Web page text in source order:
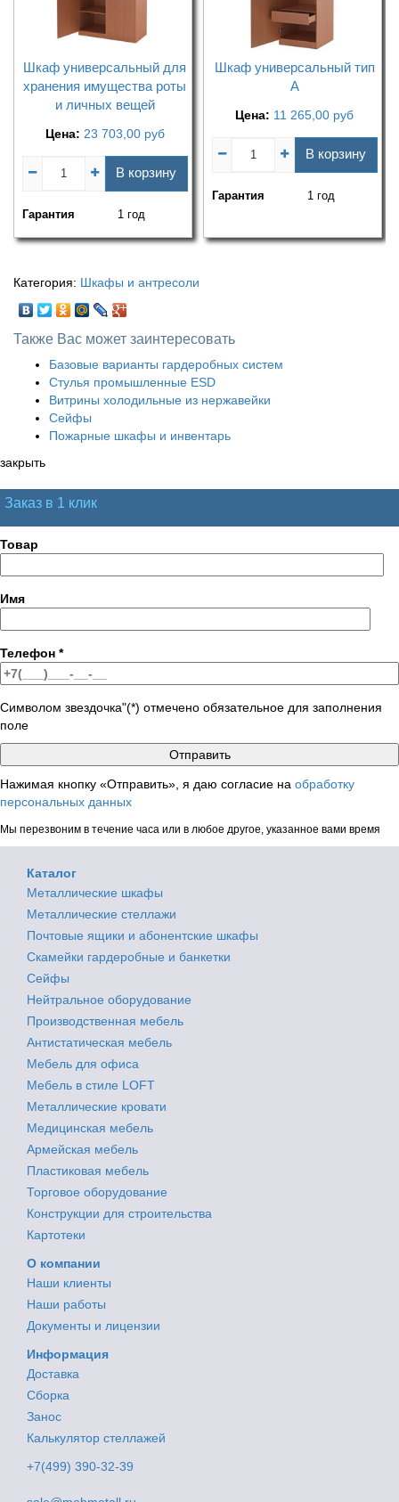
Шкаф универсальный для
хранения имущества роты
и личных вещей
Цена: 23 703,00 руб
В корзину
Гарантия 1 год
Шкаф универсальный тип
А
Цена: 11 265,00 руб
В корзину
Гарантия 1 год
Категория: Шкафы и антресоли
Также Вас может заинтересовать
Базовые варианты гардеробных систем
Стулья промышленные ESD
Витрины холодильные из нержавейки
Сейфы
Пожарные шкафы и инвентарь
закрыть
Заказ в 1 клик
Товар
Имя
Телефон *
Символом звездочка"(*) отмечено обязательное для заполнения
поле
Нажимая кнопку «Отправить», я даю согласие на обработку
персональных данных
Мы перезвоним в течение часа или в любое другое, указанное вами время
Каталог
Металлические шкафы
Металлические стеллажи
Почтовые ящики и абонентские шкафы
Скамейки гардеробные и банкетки
Сейфы
Нейтральное оборудование
Производственная мебель
Антистатическая мебель
Мебель для офиса
Мебель в стиле LOFT
Металлические кровати
Медицинская мебель
Армейская мебель
Пластиковая мебель
Торговое оборудование
Конструкции для строительства
Картотеки
О компании
Наши клиенты
Наши работы
Документы и лицензии
Информация
Доставка
Сборка
Занос
Калькулятор стеллажей
+7(499) 390-32-39